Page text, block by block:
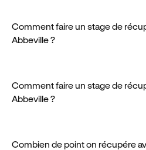
proposées.
Comment faire un stage de
Abbeville ?
dans ce délai.
Comment faire un stage de
Abbeville ?
directement.
Combien de point on récupére